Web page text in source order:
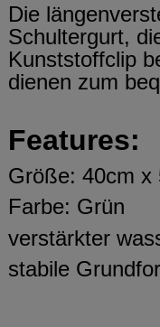
Die
Schultergurt,
Kunststoffclip
dienen zum
Features:
Größe: 40cm x
Farbe: Grün
verstärkter
stabile